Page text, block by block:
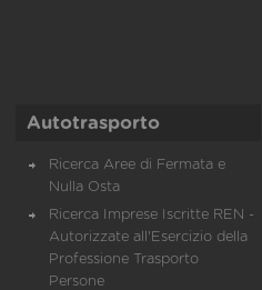
Autotrasporto
Ricerca Aree di Fermata e
Nulla Osta
Ricerca Imprese Iscritte REN -
Autorizzate all'Esercizio della
Professione Trasporto
Persone